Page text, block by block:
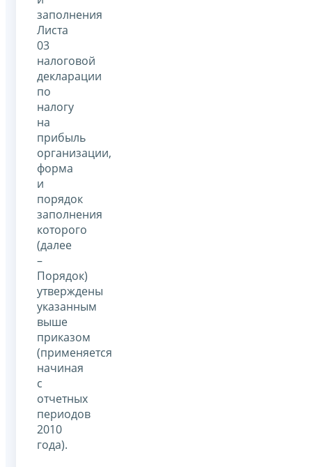
заполнения
Листа
03
налоговой
декларации
по
налогу
на
прибыль
организации,
форма
и
порядок
заполнения
которого
(далее
–
Порядок)
утверждены
указанным
выше
приказом
(применяется
начиная
с
отчетных
периодов
2010
года).